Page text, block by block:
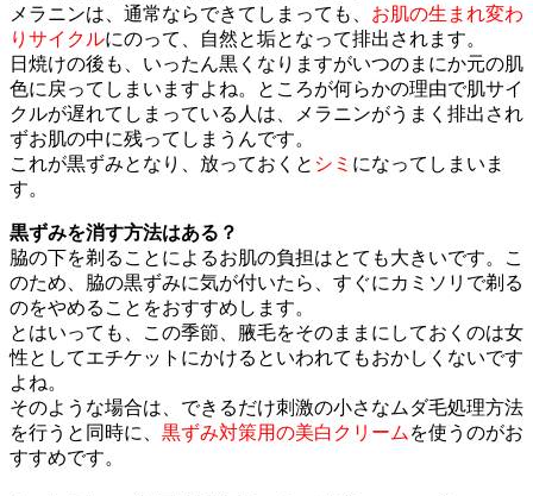
メラニンは、通常ならできてしまっても、 お肌の生まれ変わ
りサイクルにのって、自然と垢となって排出されます。
日焼けの後も、いったん黒くなりますがいつのまにか元の肌
色に戻ってしまいますよね。ところが何らかの理由で肌サイ
クルが遅れてしまっている人は、メラニンがうまく排出され
ずお肌の中に残ってしまうんです。
これが黒ずみとなり、放っておくと シミ になってしまいま
す。
黒ずみを消す方法はある？
脇の下を剃ることによるお肌の負担はとても大きいです。こ
のため、脇の黒ずみに気が付いたら、すぐにカミソリで剃る
のをやめることをおすすめします。
とはいっても、この季節、腋毛をそのままにしておくのは女
性としてエチケットにかけるといわれてもおかしくないです
よね。
そのような場合は、できるだけ刺激の小さなムダ毛処理方法
を行うと同時に、 黒ずみ対策用の美白クリーム を使うのがお
すすめです。